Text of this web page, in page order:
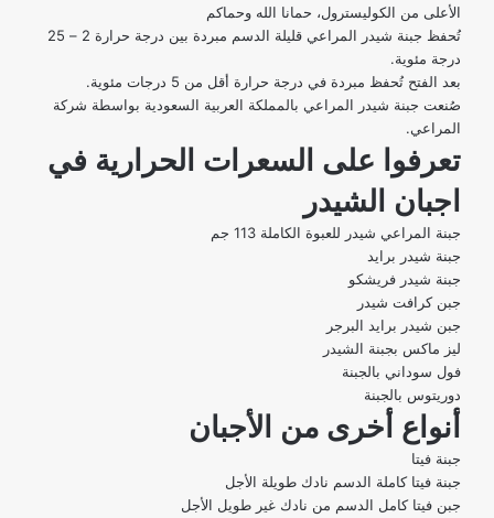
الأعلى من الكوليسترول، حمانا الله وحماكم
تُحفظ جبنة شيدر المراعي قليلة الدسم مبردة بين درجة حرارة 2 – 25
درجة مئوية.
بعد الفتح تُحفظ مبردة في درجة حرارة أقل من 5 درجات مئوية.
صُنعت جبنة شيدر المراعي بالمملكة العربية السعودية بواسطة شركة
المراعي.
تعرفوا على السعرات الحرارية في
اجبان الشيدر
جبنة المراعي شيدر للعبوة الكاملة 113 جم
جبنة شيدر برايد
جبنة شيدر فريشكو
جبن كرافت شيدر
جبن شيدر برايد البرجر
ليز ماكس بجبنة الشيدر
فول سوداني بالجبنة
دوريتوس بالجبنة
أنواع أخرى من الأجبان
جبنة فيتا
جبنة فيتا كاملة الدسم نادك طويلة الأجل
جبن فيتا كامل الدسم من نادك غير طويل الأجل